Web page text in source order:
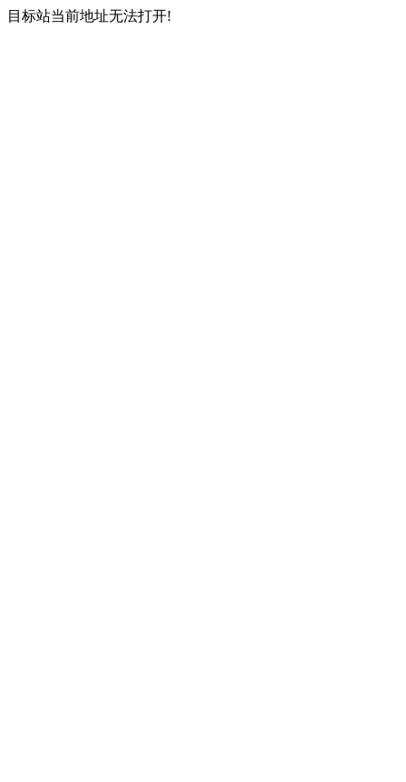
目标站当前地址无法打开!